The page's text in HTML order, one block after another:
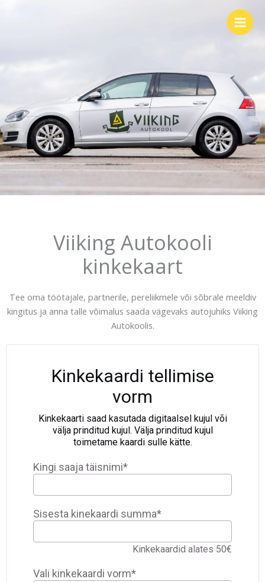
Viiking Autokooli
kinkekaart
Tee oma töötajale, partnerile, pereliikmele või sõbrale meeldiv
kingitus ja anna talle võimalus saada vägevaks autojuhiks Viiking
Autokoolis.
Kinkekaardi tellimise
vorm
Kinkekaarti saad kasutada digitaalsel kujul või
välja prinditud kujul. Välja prinditud kujul
toimetame kaardi sulle kätte.
Kingi saaja täisnimi*
Sisesta kinekaardi summa*
Kinkekaardid alates 50€
Vali kinkekaardi vorm*